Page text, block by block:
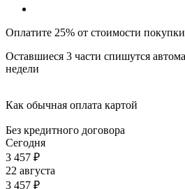
Оплатите 25% от стоимости покупки
Оставшиеся 3 части спишутся
недели
Как обычная оплата картой
Без кредитного договора
Сегодня
3 457 ₽
22 августа
3 457 ₽